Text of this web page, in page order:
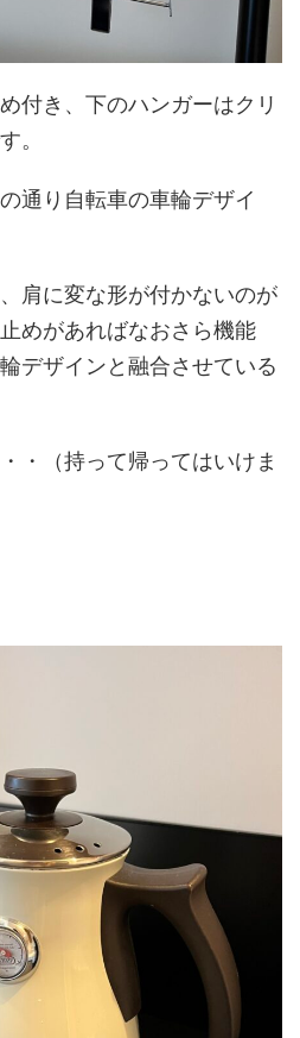
付き、下のハンガーはクリ
。
通り自転車の車輪デザイ
肩に変な形が付かないのが
めがあればなおさら機能
デザインと融合させている
・（持って帰ってはいけま